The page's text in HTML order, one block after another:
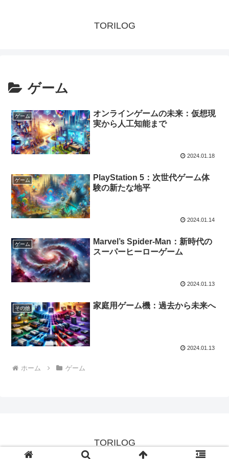
TORILOG
ゲーム
ゲーム
オンラインゲームの未来：仮想現
実から人工知能まで
2024.01.18
ゲーム
PlayStation 5：次世代ゲーム体
験の新たな地平
2024.01.14
ゲーム
Marvel’s Spider-Man：新時代の
スーパーヒーローゲーム
2024.01.13
その他 家庭用ゲーム機：過去から未来へ
2024.01.13
ホーム ゲーム
TORILOG
© 2024 TORILOG.